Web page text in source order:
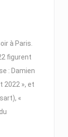
à Paris.
figurent
: Damien
2022 », et
«